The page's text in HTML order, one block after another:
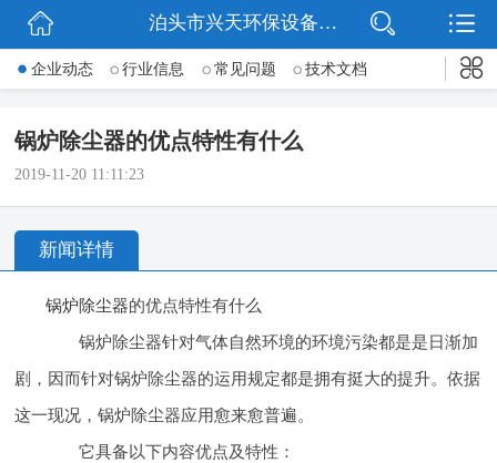
网站首页
泊头市兴天环保设备有限公司
企业动态 行业信息 常见问题 技术文档
锅炉除尘器的优点特性有什么
2019-11-20 11:11:23
新闻详情
锅炉除尘器的优点特性有什么
锅炉除尘器针对气体自然环境的环境污染都是是日渐加
剧，因而针对锅炉除尘器的运用规定都是拥有挺大的提升。依据
这一现况，锅炉除尘器应用愈来愈普遍。
它具备以下内容优点及特性：